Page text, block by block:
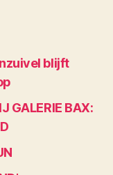
blijft
GALERIE BAX: